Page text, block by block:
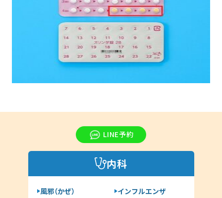
LINE予約
内科
風邪（かぜ）
インフルエンザ